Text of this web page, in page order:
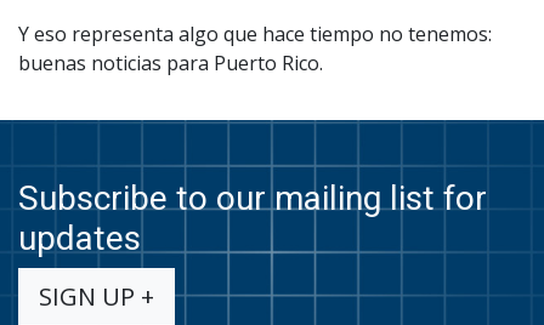
Y eso representa algo que hace tiempo no tenemos:
buenas noticias para Puerto Rico.
Subscribe to our mailing list for
updates
SIGN UP +